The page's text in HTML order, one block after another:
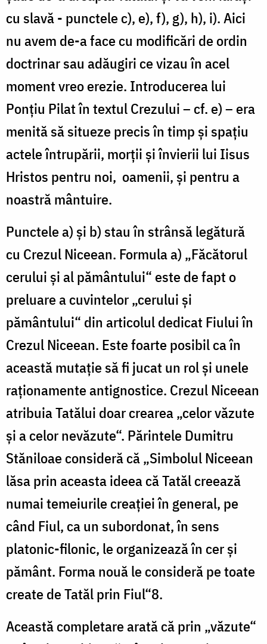
cu slavă - punctele c), e), f), g), h), i). Aici
nu avem de-a face cu modificări de ordin
doctrinar sau adăugiri ce vizau în acel
moment vreo erezie. Introducerea lui
Ponțiu Pilat în textul Crezului – cf. e) – era
menită să situeze precis în timp și spațiu
actele întrupării, morții și învierii lui Iisus
Hristos pentru noi, oamenii, și pentru a
noastră mântuire.
Punctele a) și b) stau în strânsă legătură
cu Crezul Niceean. Formula a) „Făcătorul
cerului și al pământului“ este de fapt o
preluare a cuvintelor „cerului și
pământului“ din articolul dedicat Fiului în
Crezul Niceean. Este foarte posibil ca în
această mutație să fi jucat un rol și unele
raționamente antignostice. Crezul Niceean
atribuia Tatălui doar crearea „celor văzute
și a celor nevăzute“. Părintele Dumitru
Stăniloae consideră că „Simbolul Niceean
lăsa prin aceasta ideea că Tatăl creează
numai temeiurile creației în general, pe
când Fiul, ca un subordonat, în sens
platonic-filonic, le organizează în cer și
pământ. Forma nouă le consideră pe toate
create de Tatăl prin Fiul“8.
Această completare arată că prin „văzute“